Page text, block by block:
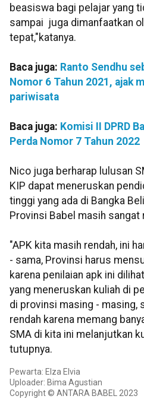
beasiswa bagi pelajar yang
sampai juga dimanfaatkan
tepat,"katanya.
Baca juga: Ranto Sendhu
Nomor 6 Tahun 2021, ajak
pariwisata
Baca juga: Komisi II DPRD
Perda Nomor 7 Tahun 2022
Nico juga berharap lulusan
KIP dapat meneruskan
tinggi yang ada di Bangka
Provinsi Babel masih sangat
"APK kita masih rendah, ini
- sama, Provinsi harus
karena penilaian apk ini
yang meneruskan kuliah di
di provinsi masing - masing,
rendah karena memang
SMA di kita ini melanjutkan
tutupnya.
Pewarta: Elza Elvia
Uploader: Bima Agustian
Copyright © ANTARA BABEL 2023